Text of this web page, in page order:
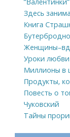
Здесь
Книга
Уроки
Миллионы в
Продукты,
Повесть о
Чуковский
Тайны